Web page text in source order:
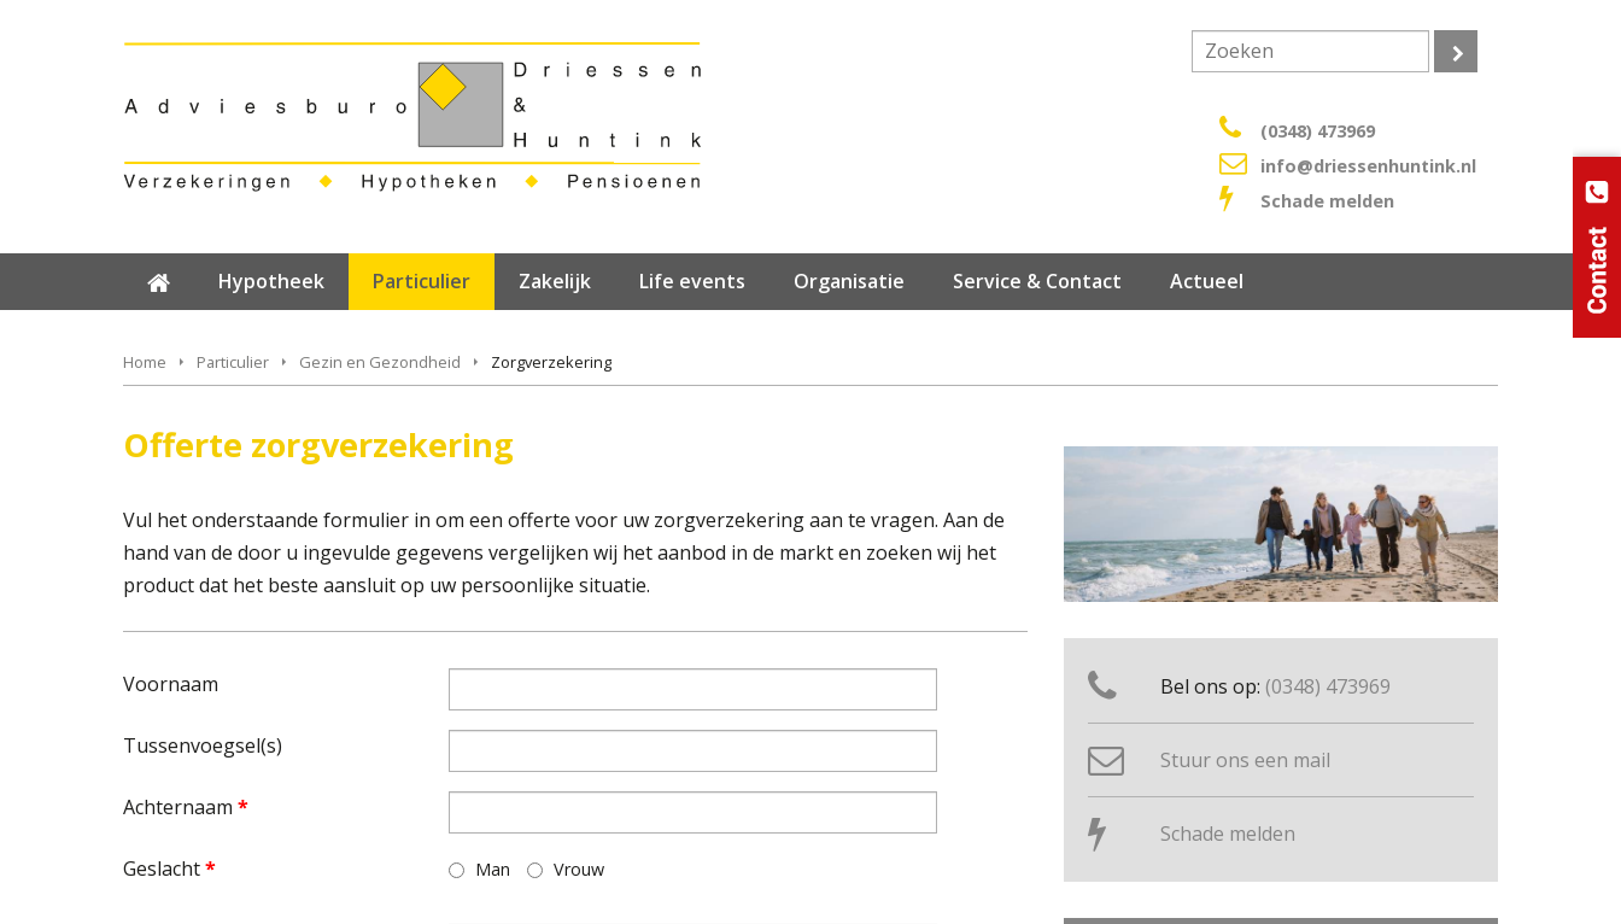
(0348) 473969
info@driessenhuntink.nl
Schade melden
Hypotheek Particulier Zakelijk Life events Organisatie Service & Contact Actueel
Home Particulier Gezin en Gezondheid Zorgverzekering
Offerte zorgverzekering
Vul het onderstaande formulier in om een offerte voor uw zorgverzekering aan te vragen. Aan de
hand van de door u ingevulde gegevens vergelijken wij het aanbod in de markt en zoeken wij het
product dat het beste aansluit op uw persoonlijke situatie.
Voornaam
Tussenvoegsel(s)
Achternaam *
Geslacht* Man Vrouw
Bel ons op: (0348) 473969
Stuur ons een mail
Schade melden